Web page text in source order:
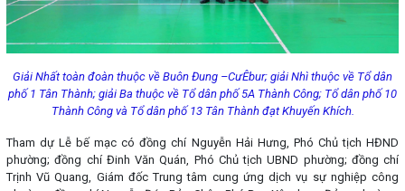
Giải Nhất toàn đoàn thuộc về Buôn Đung –CưÊbur; giải Nhì thuộc về Tổ dân
phố 1 Tân Thành; giải Ba thuộc về Tổ dân phố 5A Thành Công; Tổ dân phố 10
Thành Công và Tổ dân phố 13 Tân Thành đạt Khuyến Khích.
Tham dự Lễ bế mạc có đồng chí Nguyễn Hải Hưng, Phó Chủ tịch HĐND
phường; đồng chí Đinh Văn Quán, Phó Chủ tịch UBND phường; đồng chí
Trịnh Vũ Quang, Giám đốc Trung tâm cung ứng dịch vụ sự nghiệp công